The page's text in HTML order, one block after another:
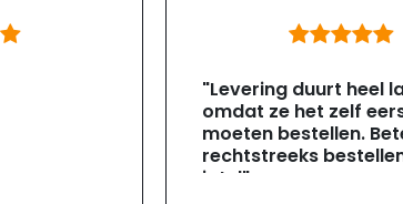
"Levering duurt heel
omdat ze het zelf
moeten bestellen.
rechtstreeks
jotul"